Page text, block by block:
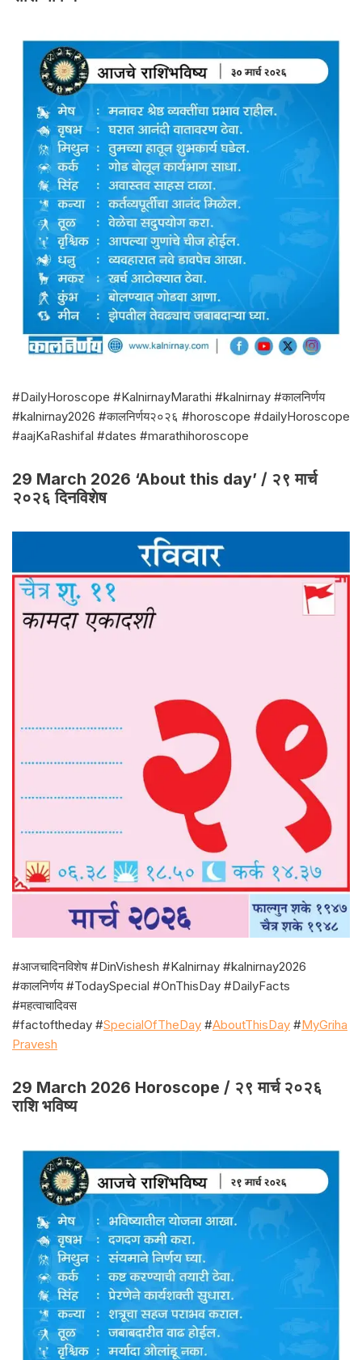
#DailyHoroscope #KalnirnayMarathi #kalnirnay #कालनिर्णय
#kalnirnay2026 #कालनिर्णय२०२६ #horoscope #dailyHoroscope
#aajKaRashifal #dates #marathihoroscope
29 March 2026 ‘About this day’ / २९ मार्च
२०२६ दिनविशेष
#आजचादिनविशेष #DinVishesh #Kalnirnay #kalnirnay2026
#कालनिर्णय #TodaySpecial #OnThisDay #DailyFacts
#महत्वाचादिवस
#factoftheday #SpecialOfTheDay #AboutThisDay #MyGriha
Pravesh
29 March 2026 Horoscope / २९ मार्च २०२६
राशि भविष्य